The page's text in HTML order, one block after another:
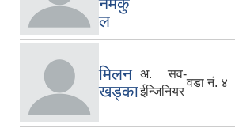
नेमकु
ल
मिलन
खड्का
अ. सव-
ईन्जिनियर
वडा नं. ४